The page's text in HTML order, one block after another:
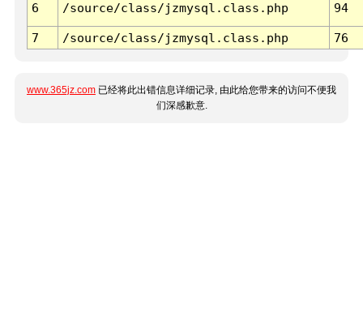
6 /source/class/jzmysql.class.php 94
7 /source/class/jzmysql.class.php 76
www.365jz.com 已经将此出错信息详细记录, 由此给您带来的访问不便我
们深感歉意.